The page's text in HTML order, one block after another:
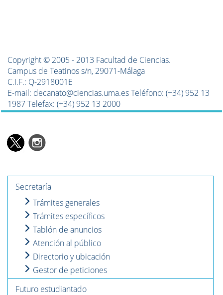
Copyright © 2005 - 2013 Facultad de Ciencias.
Campus de Teatinos s/n, 29071-Málaga
C.I.F.: Q-2918001E
E-mail: decanato@ciencias.uma.es Teléfono: (+34) 952 13
1987 Telefax: (+34) 952 13 2000
Secretaría
Trámites generales
Trámites específicos
Tablón de anuncios
Atención al público
Directorio y ubicación
Gestor de peticiones
Futuro estudiantado